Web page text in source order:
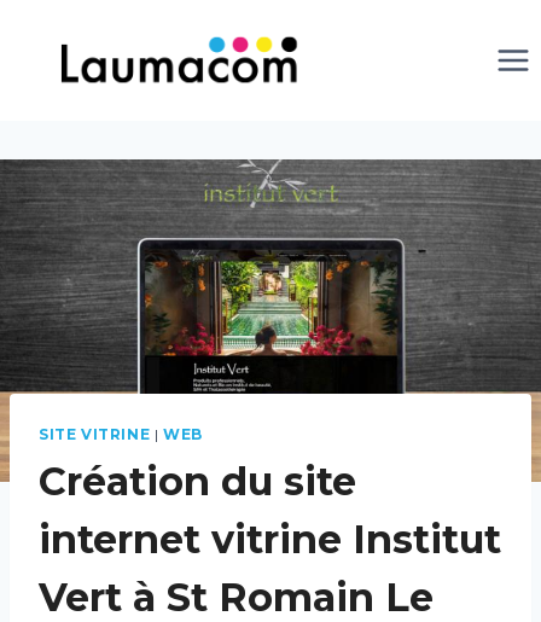
SITE VITRINE | WEB
Création du site
internet vitrine Institut
Vert à St Romain Le